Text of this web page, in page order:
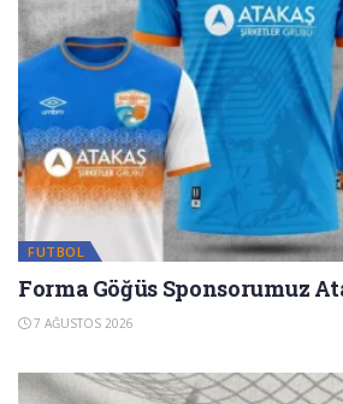
FUTBOL
Forma Göğüs Sponsorumuz
7 AĞUSTOS 2026